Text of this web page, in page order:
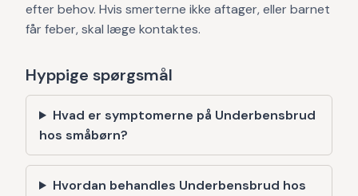
efter behov. Hvis smerterne ikke aftager, eller barnet
får feber, skal læge kontaktes.
Hyppige spørgsmål
Hvad er symptomerne på Underbensbrud
hos småbørn?
Hvordan behandles Underbensbrud hos